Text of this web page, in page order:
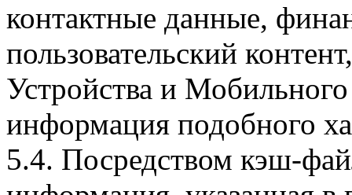
контактные данные,
пользовательский
Устройства и
информация подобного
5.4. Посредством кэш-